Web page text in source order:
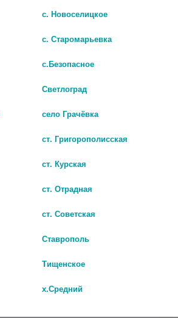
CS-3 PRO+ WHITE (БЕЛЫЙ)
4203
с. Новоселицкое
с. Старомарьевка
с.Безопасное
Светлоград
село Грачёвка
ст. Григорополисская
ст. Курская
ст. Отрадная
ст. Советская
Ставрополь
Тищенское
х.Средний